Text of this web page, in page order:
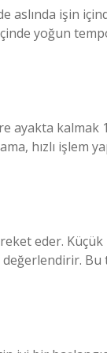
aslında işin
yoğun
ayakta kalmak
hızlı işlem
eder.
değerlendirir.